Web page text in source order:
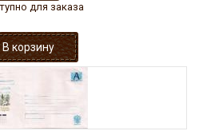
для заказа